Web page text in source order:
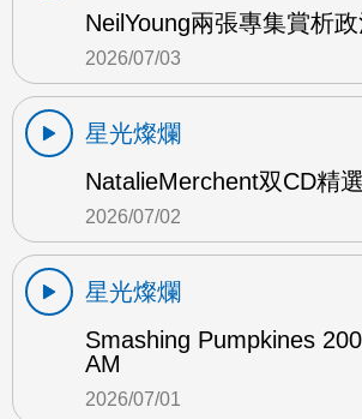
NeilYoung兩張專集賞析
2026/07/03
星光燦爛
NatalieMerchent双CD精
2026/07/02
星光燦爛
Smashing Pumpkines
AM
2026/07/01